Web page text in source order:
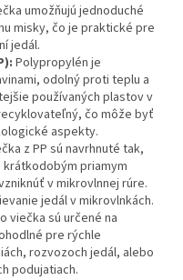
umožňujú jednoduché
misky, čo je praktické pre
jedál.
Polypropylén je
odolný proti teplu a
používaných plastov v
čo môže byť
aspekty.
z PP sú navrhnuté tak,
priamym
v mikrovlnnej rúre.
jedál v mikrovlnkách.
viečka sú určené na
pre rýchle
rozvozoch jedál, alebo
podujatiach.